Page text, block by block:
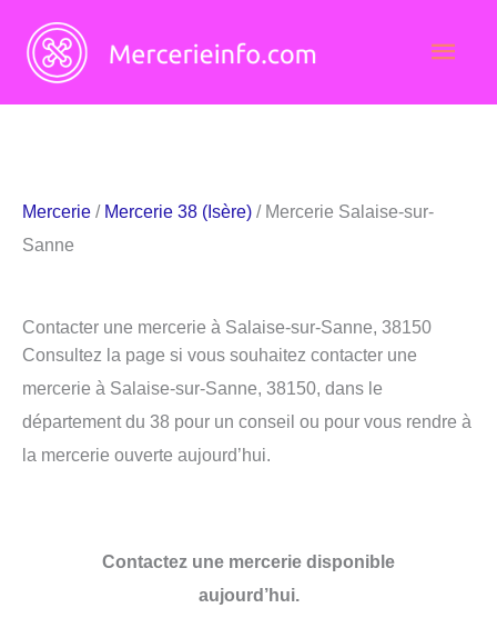
contenu
Mercerie / Mercerie 38 (Isère) / Mercerie Salaise-sur-
Sanne
Contacter une mercerie à Salaise-sur-Sanne, 38150
Consultez la page si vous souhaitez contacter une
mercerie à Salaise-sur-Sanne, 38150, dans le
département du 38 pour un conseil ou pour vous rendre à
la mercerie ouverte aujourd’hui.
Contactez une mercerie disponible
aujourd’hui.